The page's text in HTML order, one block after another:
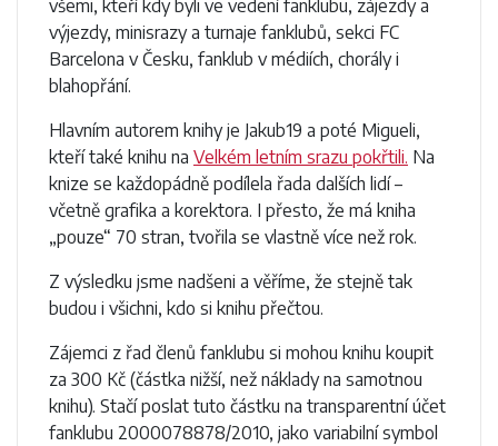
všemi, kteří kdy byli ve vedení fanklubu, zájezdy a
výjezdy, minisrazy a turnaje fanklubů, sekci FC
Barcelona v Česku, fanklub v médiích, chorály i
blahopřání.
Hlavním autorem knihy je Jakub19 a poté Migueli,
kteří také knihu na Velkém letním srazu pokřtili. Na
knize se každopádně podílela řada dalších lidí –
včetně grafika a korektora. I přesto, že má kniha
„pouze“ 70 stran, tvořila se vlastně více než rok.
Z výsledku jsme nadšeni a věříme, že stejně tak
budou i všichni, kdo si knihu přečtou.
Zájemci z řad členů fanklubu si mohou knihu koupit
za 300 Kč (částka nižší, než náklady na samotnou
knihu). Stačí poslat tuto částku na transparentní účet
fanklubu 2000078878/2010, jako variabilní symbol